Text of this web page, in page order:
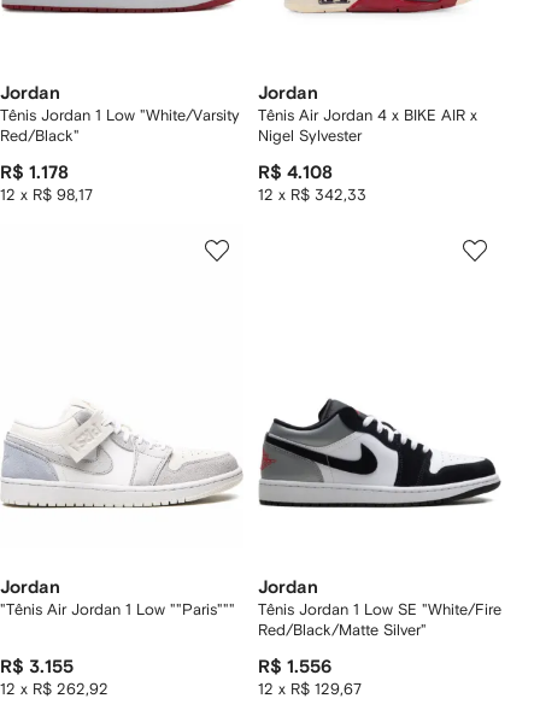
Jordan
Tênis Jordan 1 Low "White/Varsity
Red/Black"
R$ 1.178
12 x R$ 98,17
Jordan
Tênis Air Jordan 4 x BIKE AIR x
Nigel Sylvester
R$ 4.108
12 x R$ 342,33
Jordan
"Tênis Air Jordan 1 Low ""Paris"""
R$ 3.155
12 x R$ 262,92
Jordan
Tênis Jordan 1 Low SE "White/Fire
Red/Black/Matte Silver"
R$ 1.556
12 x R$ 129,67